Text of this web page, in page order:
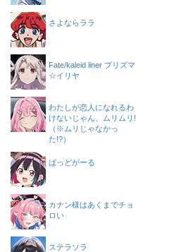
さよならララ
Fate/kaleid liner プリズマ
☆イリヤ
わたしが恋人になれるわ
けないじゃん、ムリムリ!
（※ムリじゃなかっ
た!?）
ばっどがーる
カナン様はあくまでチョ
ロい
ステラソラ